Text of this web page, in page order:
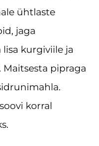
ühtlaste
jaga
kurgiviile ja
pipraga
korral